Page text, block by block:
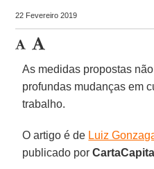
22 Fevereiro 2019
As medidas propostas
profundas mudanças em
trabalho.
O artigo é de Luiz
publicado porCartaCapital